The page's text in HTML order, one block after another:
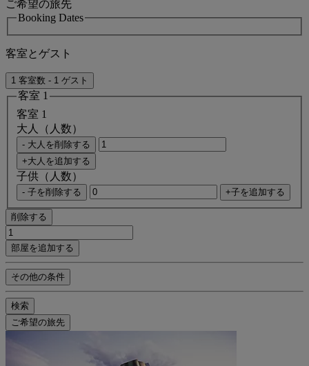
ご希望の旅先
Booking Dates
客室とゲスト
1 客室数 - 1 ゲスト
客室 1
客室 1
大人（人数）
- 大人を削除する
+大人を追加する
子供（人数）
- 子を削除する +子を追加する
削除する
部屋を追加する
その他の条件
検索
ご希望の旅先